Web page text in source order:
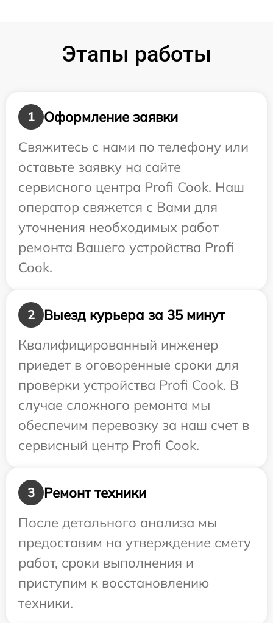
Этапы работы
1
Оформление заявки
Свяжитесь с нами по телефону или
оставьте заявку на сайте
сервисного центра Profi Cook. Наш
оператор свяжется с Вами для
уточнения необходимых работ
ремонта Вашего устройства Profi
Cook.
2
Выезд курьера за 35 минут
Квалифицированный инженер
приедет в оговоренные сроки для
проверки устройства Profi Cook. В
случае сложного ремонта мы
обеспечим перевозку за наш счет в
сервисный центр Profi Cook.
3
Ремонт техники
После детального анализа мы
предоставим на утверждение смету
работ, сроки выполнения и
приступим к восстановлению
техники.